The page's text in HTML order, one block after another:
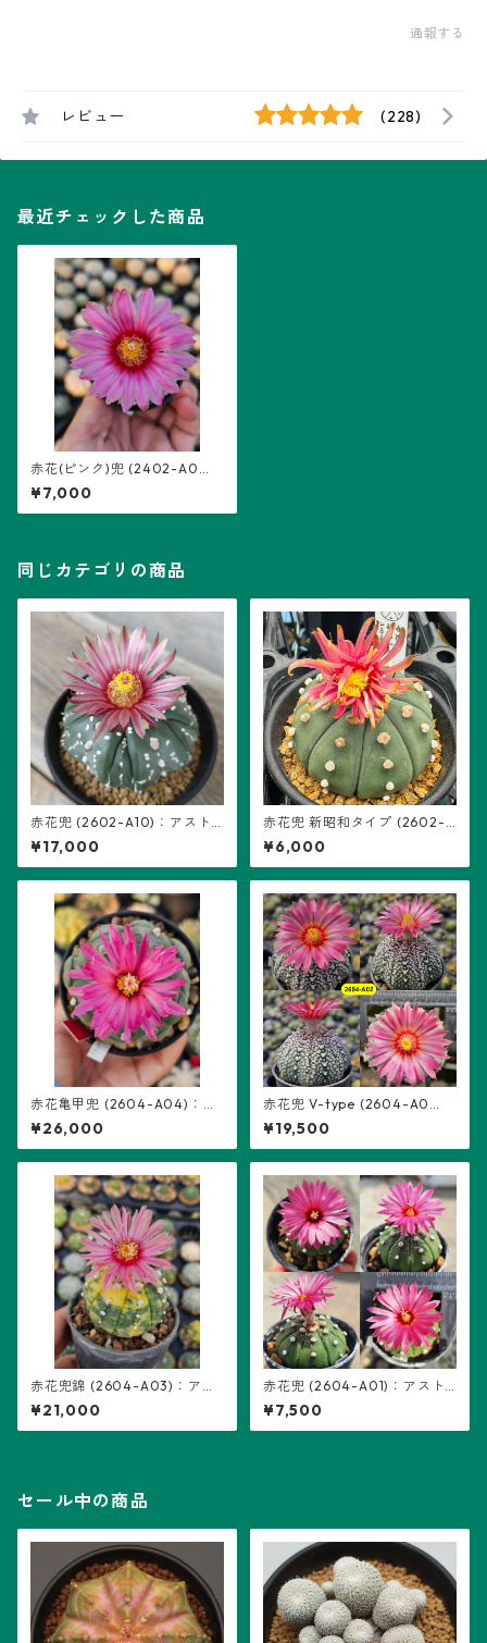
通報する
レビュー (228)
最近チェックした商品
赤花(ピンク)兜 (2402-A0
9)：アストロフィツム属 ※実
生
¥7,000
同じカテゴリの商品
赤花兜 (2602-A10)：アスト
ロフィツム属 ※実生、五稜+複
稜あり
¥17,000
赤花兜 新昭和タイプ (2602-A
04)：アストロフィツム属 ※
実生
¥6,000
赤花亀甲兜 (2604-A04)：ア
ストロフィツム属 ※実生
¥26,000
赤花兜 V-type (2604-A0
2)：アストロフィツム属 ※実
生
¥19,500
赤花兜錦 (2604-A03)：アス
トロフィツム属 ※実生
¥21,000
赤花兜 (2604-A01)：アスト
ロフィツム属 ※実生
¥7,500
セール中の商品